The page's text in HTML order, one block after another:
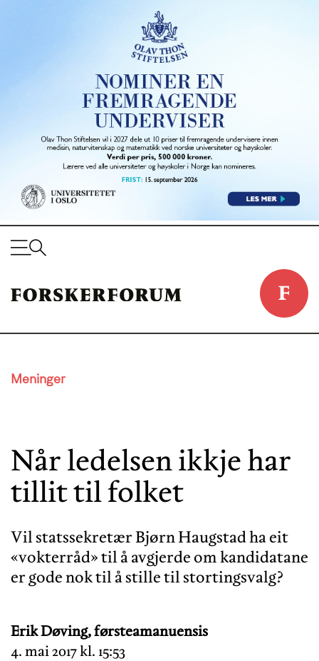
Meninger
Når ledelsen ikkje har
tillit til folket
Vil statssekretær Bjørn Haugstad ha eit
«vokterråd» til å avgjerde om kandidatane
er gode nok til å stille til stortingsvalg?
Erik Døving, førsteamanuensis
4. mai 2017 kl. 15:53